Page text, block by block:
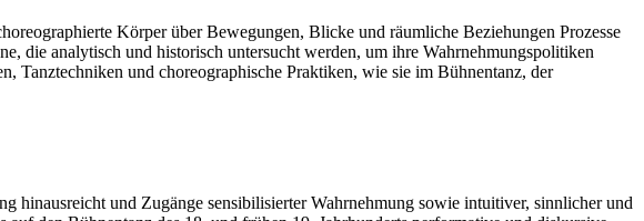
Körper über Bewegungen, Blicke und räumliche Beziehungen Prozesse
die analytisch und historisch untersucht werden, um ihre Wahrnehmungspolitiken
Tanztechniken und choreographische Praktiken, wie sie im Bühnentanz, der
hinausreicht und Zugänge sensibilisierter Wahrnehmung sowie intuitiver, sinnlicher und